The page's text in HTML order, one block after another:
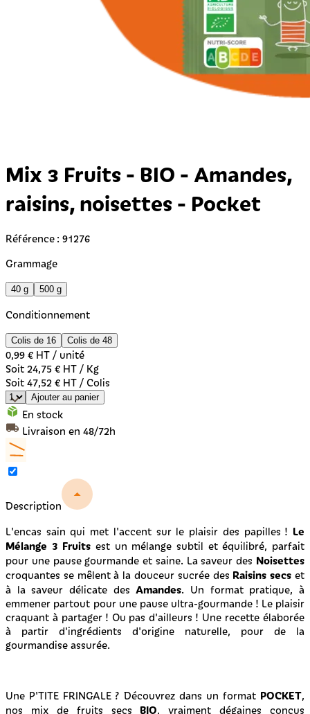
Mix 3 Fruits - BIO - Amandes,
raisins, noisettes - Pocket
Référence : 91276
Grammage
40 g 500 g
Conditionnement
Colis de 16 Colis de 48
0,99 € HT / unité
Soit 24,75 € HT / Kg
Soit 47,52 € HT / Colis
Ajouter au panier
En stock
Livraison en 48/72h
Description
L'encas sain qui met l'accent sur le plaisir des papilles ! Le
Mélange 3 Fruits est un mélange subtil et équilibré, parfait
pour une pause gourmande et saine. La saveur des Noisettes
croquantes se mêlent à la douceur sucrée des Raisins secs et
à la saveur délicate des Amandes. Un format pratique, à
emmener partout pour une pause ultra-gourmande ! Le plaisir
craquant à partager ! Ou pas d'ailleurs ! Une recette élaborée
à partir d'ingrédients d'origine naturelle, pour de la
gourmandise assurée.
Une P'TITE FRINGALE ? Découvrez dans un format POCKET,
nos mix de fruits secs BIO, vraiment dégaines conçus